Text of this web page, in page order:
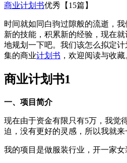
商业计划书优秀【15篇】
时间就如同白驹过隙般的流逝，
新的技能，积累新的经验，现在
地规划一下吧。我们该怎么拟定
集的商业计划书 ，欢迎阅读与收藏
商业计划书1
一、项目简介
现在由于资金有限只有5万，我觉
迫，没有更好的灵感，所以我就来
我的项目是做服装行业，开一家女